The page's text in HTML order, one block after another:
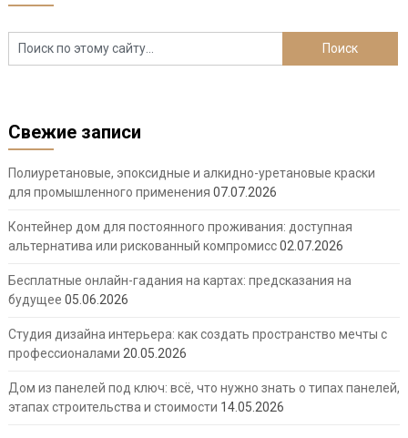
Свежие записи
Полиуретановые, эпоксидные и алкидно-уретановые краски
для промышленного применения 07.07.2026
Контейнер дом для постоянного проживания: доступная
альтернатива или рискованный компромисс02.07.2026
Бесплатные онлайн-гадания на картах: предсказания на
будущее 05.06.2026
Студия дизайна интерьера: как создать пространство мечты с
профессионалами 20.05.2026
Дом из панелей под ключ: всё, что нужно знать о типах панелей,
этапах строительства и стоимости 14.05.2026